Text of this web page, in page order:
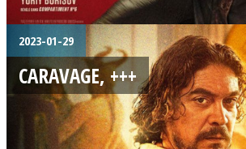
2023-01-29
CARAVAGE, +++